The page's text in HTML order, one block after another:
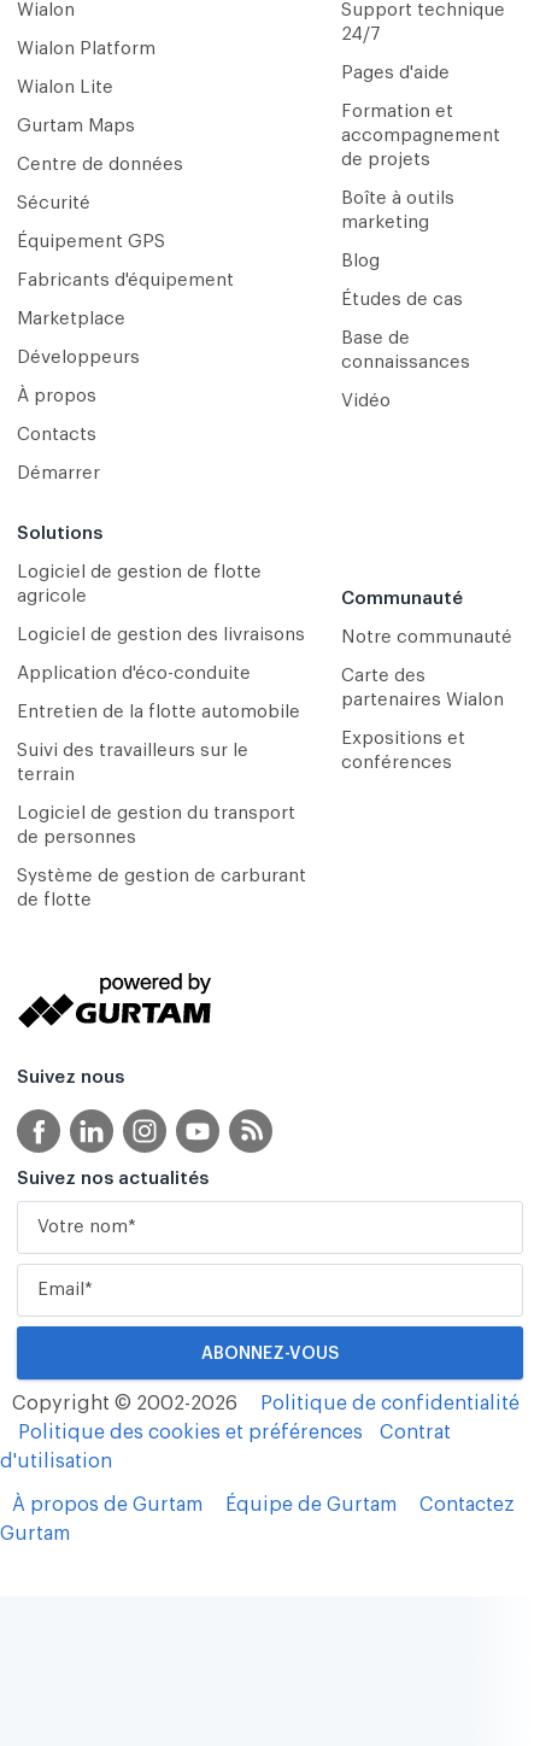
Wialon
Wialon Platform
Wialon Lite
Gurtam Maps
Centre de données
Sécurité
Équipement GPS
Fabricants d'équipement
Marketplace
Développeurs
À propos
Contacts
Démarrer
Solutions
Logiciel de gestion de flotte
agricole
Logiciel de gestion des livraisons
Application d'éco-conduite
Entretien de la flotte automobile
Suivi des travailleurs sur le
terrain
Logiciel de gestion du transport
de personnes
Système de gestion de carburant
de flotte
Support technique
24/7
Pages d'aide
Formation et
accompagnement
de projets
Boîte à outils
marketing
Blog
Études de cas
Base de
connaissances
Vidéo
Communauté
Notre communauté
Carte des
partenaires Wialon
Expositions et
conférences
Suivez nous
Suivez nos actualités
Copyright © 2002-2026
Politique de confidentialité
Politique des cookies et préférences
Contrat
d'utilisation
À propos de Gurtam Équipe de Gurtam
Contactez
Gurtam